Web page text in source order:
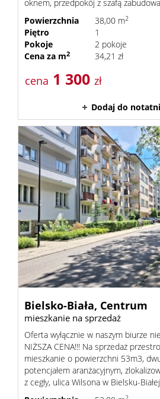
oknem, przedpokój z szafą
Powierzchnia
38,00 m2
Piętro
1
Pokoje
2 pokoje
Cena za m2 34,21 zł
cena 1 300 zł
Dodaj do
Bielsko-Biała, Centrum
mieszkanie na sprzedaż
Oferta wyłącznie w naszym biurze
NIŻSZA CENA!!! Na sprzedaż
mieszkanie o powierzchni 53m3,
potencjałem aranżacyjnym,
z cegły, ulica Wilsona w Bielsku-